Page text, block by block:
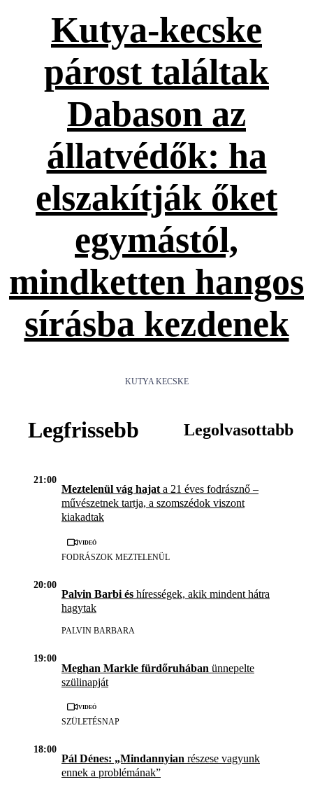
Kutya-kecske
párost találtak
Dabason az
állatvédők: ha
elszakítják őket
egymástól,
mindketten hangos
sírásba kezdenek
KUTYA KECSKE
Legfrissebb Legolvasottabb
21:00
Meztelenül vág hajata 21 éves fodrásznő –
művészetnek tartja, a szomszédok viszont
kiakadtak
Videó
FODRÁSZOK MEZTELENÜL
20:00
Palvin Barbi és hírességek, akik mindent hátra
hagytak
PALVIN BARBARA
19:00
Meghan Markle fürdőruhában ünnepelte
szülinapját
Videó
SZÜLETÉSNAP
18:00
Pál Dénes: „Mindannyian részese vagyunk
ennek a problémának”